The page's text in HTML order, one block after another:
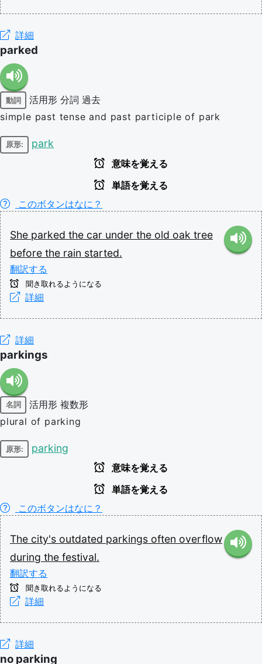
詳細
parked
動詞 活用形 分詞 過去
simple past tense and past participle of park
原形: park
意味を覚える
単語を覚える
このボタンはなに？
She parked the car under the old oak tree
before the rain started.
翻訳する
聞き取れるようになる
詳細
詳細
parkings
名詞 活用形 複数形
plural of parking
原形: parking
意味を覚える
単語を覚える
このボタンはなに？
The city's outdated parkings often overflow
during the festival.
翻訳する
聞き取れるようになる
詳細
詳細
no parking